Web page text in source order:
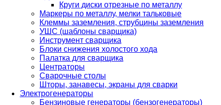
Круги диски отрезные по металлу
Маркеры по металлу, мелки тальковые
Клеммы заземления, струбцины заземления
УШС (шаблоны сварщика)
Инструмент сварщика
Блоки снижения холостого хода
Палатка для сварщика
Центраторы
Сварочные столы
Шторы, занавесы, экраны для сварки
Электрогенераторы
Бензиновые генераторы (бензогенераторы)